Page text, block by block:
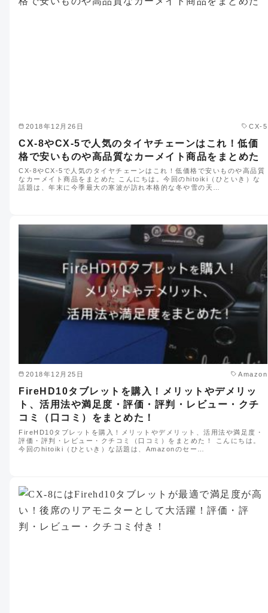
2018年12月26日 CX-5
CX-8やCX-5で人気のタイヤチェーンはこれ！低価
格で安いものや高品質なカーメイト商品をまとめた
CX-8やCX-5で人気のタイヤチェーンはこれ！低価格で安いものや高品質
なカーメイト商品をまとめた こんにちは。今回のhitoiki（ひといき）な
話題は、年末に今季最大の寒波が訪れ本格的な冬や雪の天…
2018年12月25日 Amazon
FireHD10タブレットを購入！メリットやデメリッ
ト、活用法や満足度・評価・評判・レビュー・クチ
コミ（口コミ）をまとめた！
FireHD10タブレットを購入！メリットやデメリット、活用法や満足度・
評価・評判・レビュー・クチコミ（口コミ）をまとめた！ こんにちは。
今回のhitoiki（ひといき）な話題は、Amazonのセー…